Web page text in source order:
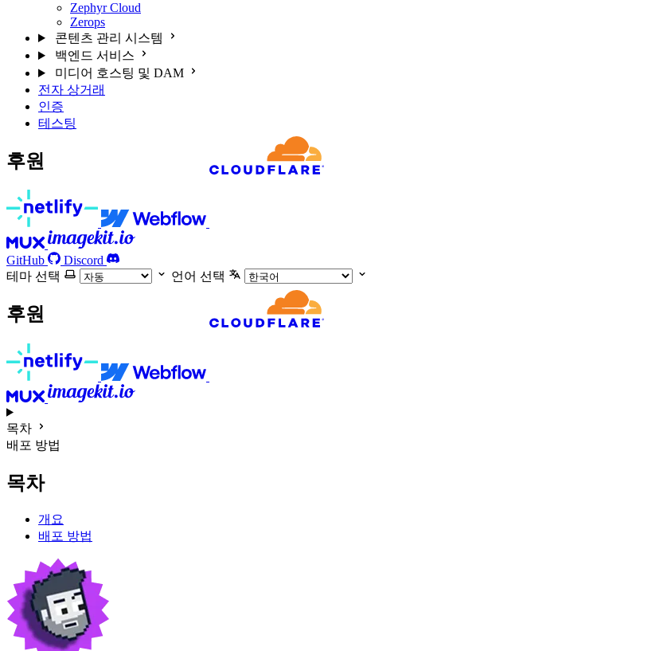
Zephyr Cloud
Zerops
콘텐츠 관리 시스템
백엔드 서비스
미디어 호스팅 및 DAM
전자 상거래
인증
테스팅
후원
GitHub
Discord
테마 선택
언어 선택
후원
목차
배포 방법
목차
개요
배포 방법